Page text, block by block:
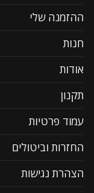
ההזמנה שלי
חנות
אודות
תקנון
עמוד פרטיות
החזרות וביטולים
הצהרת נגישות